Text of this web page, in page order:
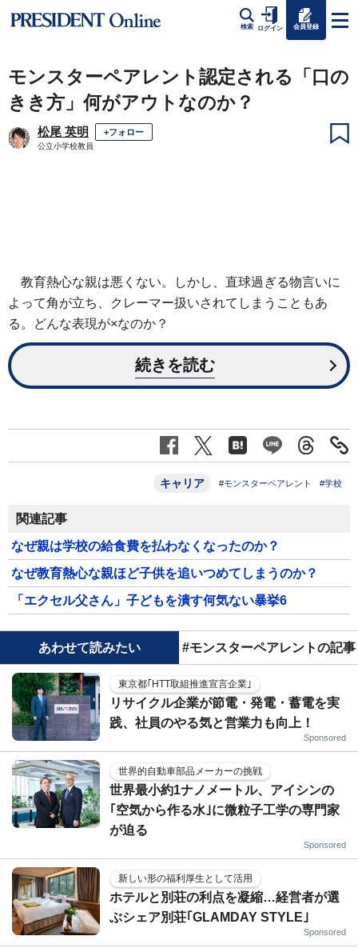
検索 ログイン 会員登録
モンスターペアレント認定される「口の
きき方」何がアウトなのか？
松尾 英明 +フォロー
公立小学校教員
教育熱心な親は悪くない。しかし、直球過ぎる物言いに
よって角が立ち、クレーマー扱いされてしまうこともあ
る。どんな表現が×なのか？
続きを読む
キャリア #モンスターペアレント #学校
関連記事
なぜ親は学校の給食費を払わなくなったのか？
なぜ教育熱心な親ほど子供を追いつめてしまうのか？
「エクセル父さん」子どもを潰す何気ない暴挙6
あわせて読みたい #モンスターペアレントの記事
東京都｢HTT取組推進宣言企業｣
リサイクル企業が節電・発電・蓄電を実
践、社員のやる気と営業力も向上！
Sponsored
世界的自動車部品メーカーの挑戦
世界最小約1ナノメートル、アイシンの
｢空気から作る水｣に微粒子工学の専門家
が迫る
Sponsored
新しい形の福利厚生として活用
ホテルと別荘の利点を凝縮…経営者が選
ぶシェア別荘｢GLAMDAY STYLE｣
Sponsored